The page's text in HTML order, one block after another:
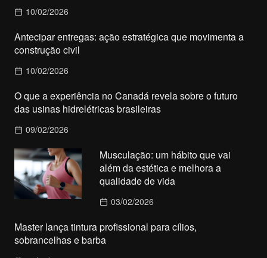
10/02/2026
Antecipar entregas: ação estratégica que movimenta a
construção civil
10/02/2026
O que a experiência no Canadá revela sobre o futuro
das usinas hidrelétricas brasileiras
09/02/2026
Musculação: um hábito que vai
além da estética e melhora a
qualidade de vida
03/02/2026
Master lança tintura profissional para cílios,
sobrancelhas e barba